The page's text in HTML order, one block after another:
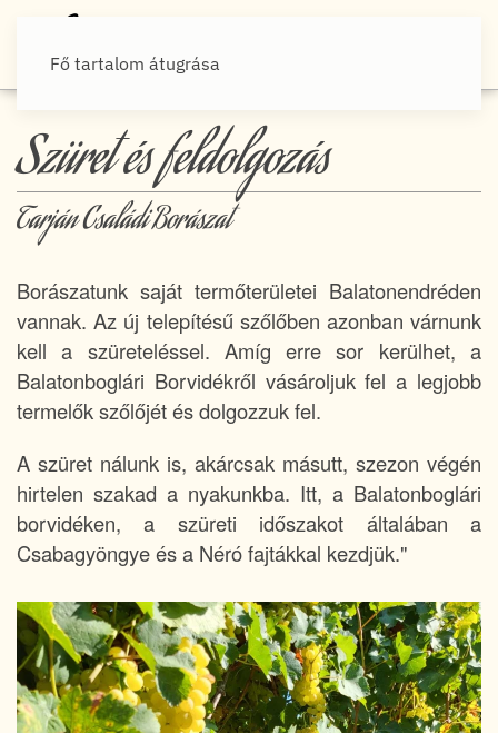
Fő tartalom átugrása
Szüret és feldolgozás
Tarján Családi Borászat
Borászatunk saját termőterületei Balatonendréden
vannak. Az új telepítésű szőlőben azonban várnunk
kell a szüreteléssel. Amíg erre sor kerülhet, a
Balatonboglári Borvidékről vásároljuk fel a legjobb
termelők szőlőjét és dolgozzuk fel.
A szüret nálunk is, akárcsak másutt, szezon végén
hirtelen szakad a nyakunkba. Itt, a Balatonboglári
borvidéken, a szüreti időszakot általában a
Csabagyöngye és a Néró fajtákkal kezdjük."